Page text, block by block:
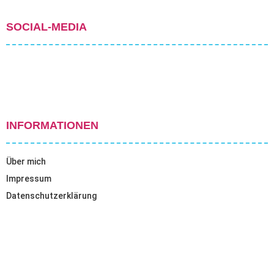
SOCIAL-MEDIA
INFORMATIONEN
Über mich
Impressum
Datenschutzerklärung